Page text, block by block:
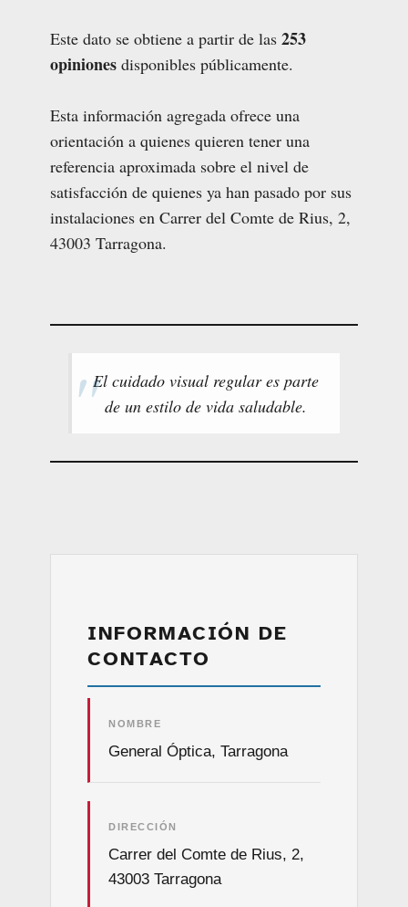
Este dato se obtiene a partir de las 253
opiniones disponibles públicamente.
Esta información agregada ofrece una
orientación a quienes quieren tener una
referencia aproximada sobre el nivel de
satisfacción de quienes ya han pasado por sus
instalaciones en Carrer del Comte de Rius, 2,
43003 Tarragona.
El cuidado visual regular es parte
de un estilo de vida saludable.
INFORMACIÓN DE
CONTACTO
NOMBRE
General Óptica, Tarragona
DIRECCIÓN
Carrer del Comte de Rius, 2,
43003 Tarragona